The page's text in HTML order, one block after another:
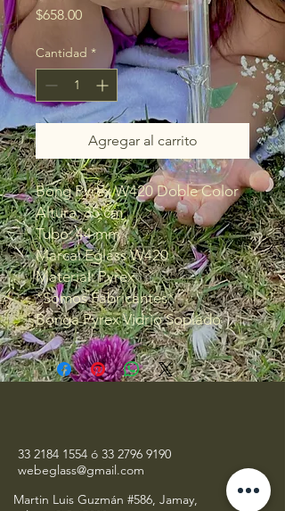
$658.00Precio
Cantidad *
Agregar al carrito
Bong Pyrex W420 Doble Color
Altura: 35 cm
Tubo: 44 mm
Marca: Eglass W420
Material: Pyrex
*Somos Fabricantes*
Bonga Pyrex Vidrio Soplado
33 2184 1554 ó 33 2796 9190
webeglass@gmail.com
Martin Luis Guzmán #586, Jamay,